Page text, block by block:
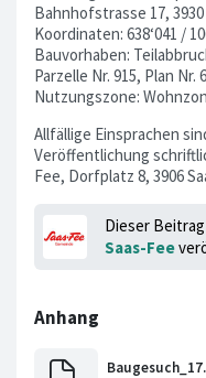
Bahnhofstrasse 17, 3930
Koordinaten: 638‘041 /
Bauvorhaben:
Parzelle Nr. 915, Plan
Nutzungszone:
Allfällige Einsprachen
Veröffentlichung
Fee, Dorfplatz 8, 3906
Dieser
Saas-Fee